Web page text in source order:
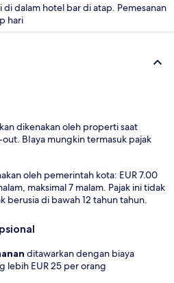
di dalam hotel bar di atap. Pemesanan
hari
dikenakan oleh properti saat
BIaya mungkin termasuk pajak
oleh pemerintah kota: EUR 7.00
maksimal 7 malam. Pajak ini tidak
berusia di bawah 12 tahun tahun.
ditawarkan dengan biaya
lebih EUR 25 per orang